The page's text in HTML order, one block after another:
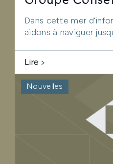
Dans cette mer
aidons à naviguer
Lire
Nouvelles